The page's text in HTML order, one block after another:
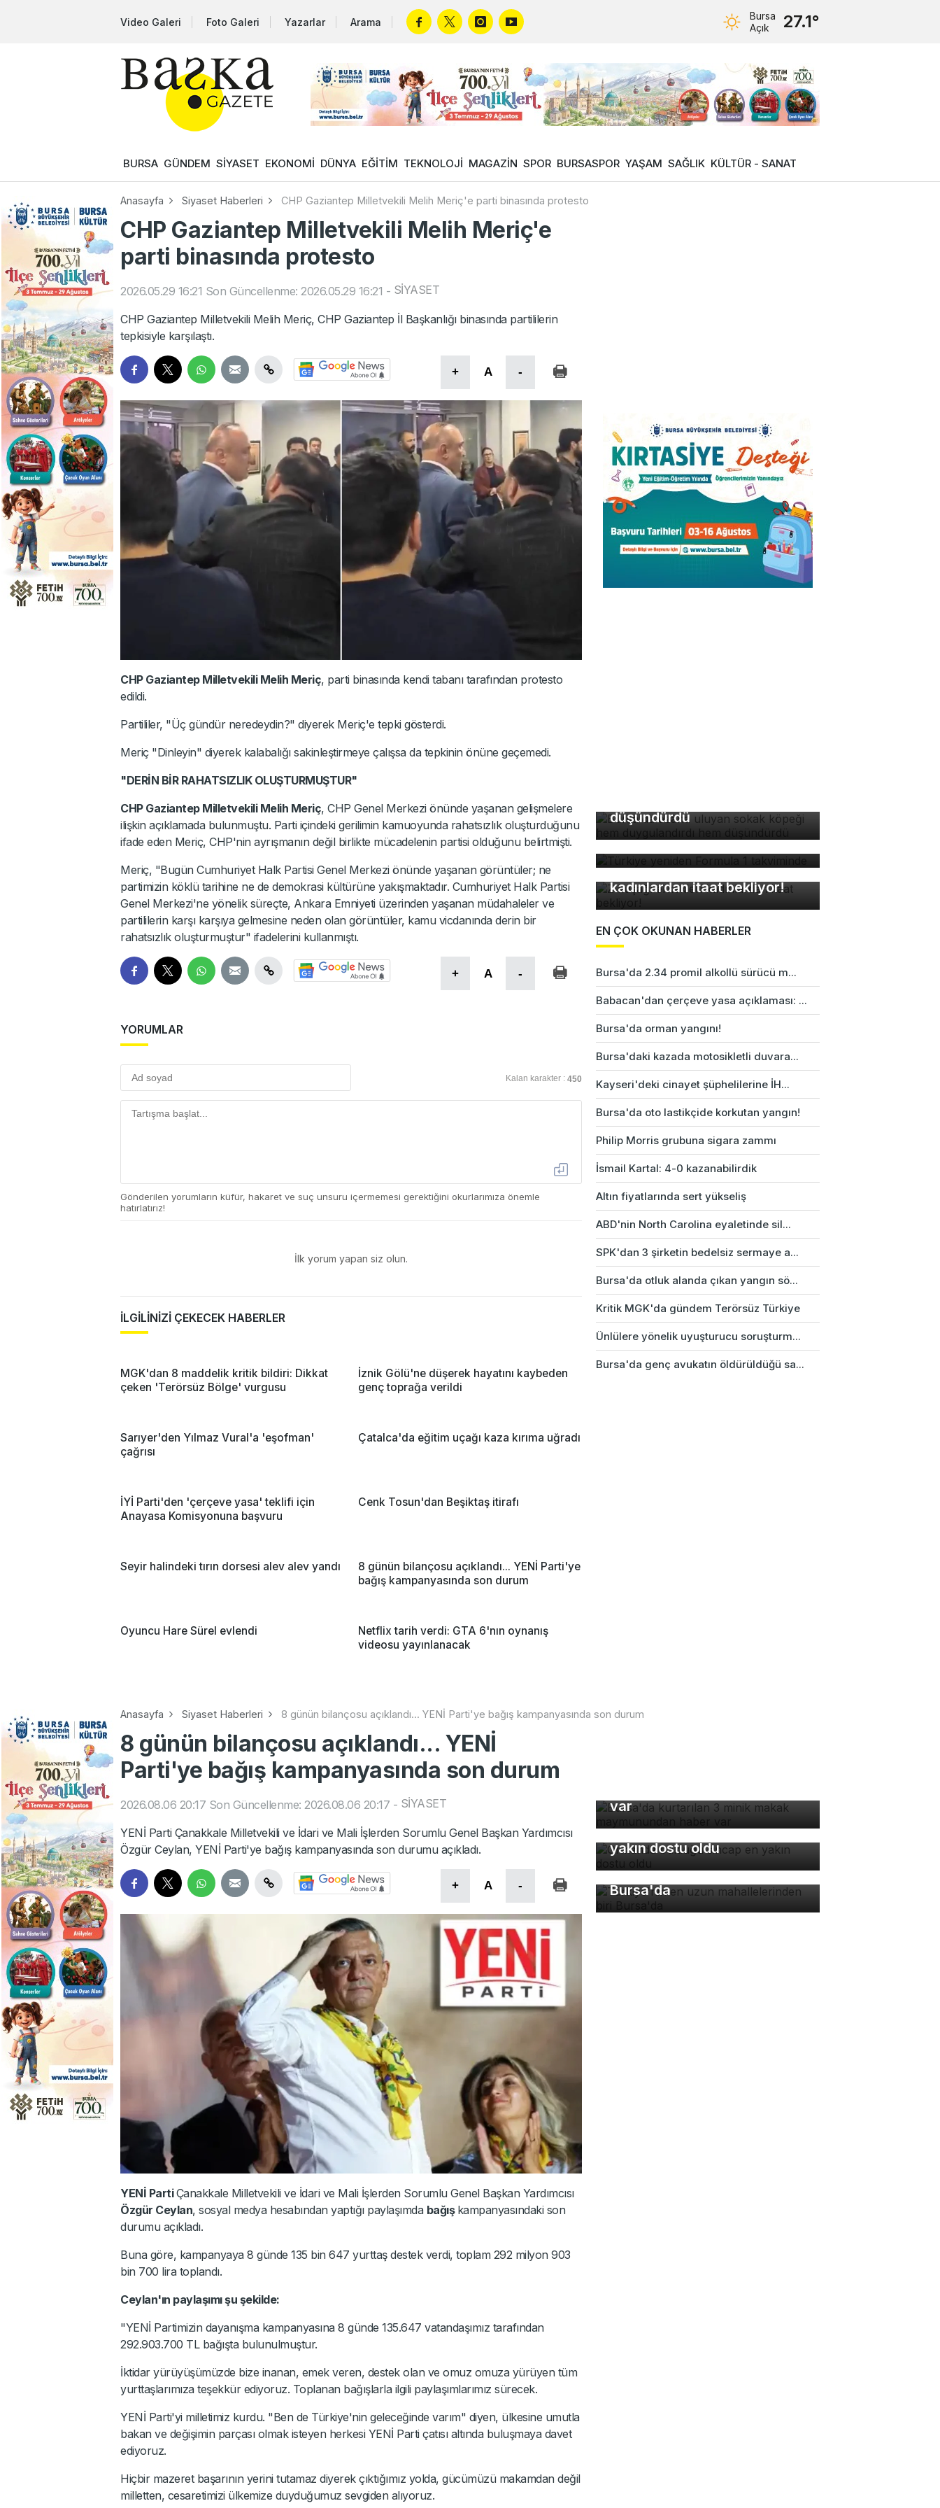
Video Galeri Foto Galeri Yazarlar Arama
Bursa
Açık
27.1°
BURSA GÜNDEM SİYASET EKONOMİ DÜNYA EĞİTİM TEKNOLOJİ MAGAZİN SPOR BURSASPOR YAŞAM SAĞLIK KÜLTÜR - SANAT
Anasayfa Siyaset Haberleri CHP Gaziantep Milletvekili Melih Meriç'e parti binasında protesto
CHP Gaziantep Milletvekili Melih Meriç'e
parti binasında protesto
2026.05.29 16:21 Son Güncellenme: 2026.05.29 16:21 - SİYASET
CHP Gaziantep Milletvekili Melih Meriç, CHP Gaziantep İl Başkanlığı binasında partililerin
tepkisiyle karşılaştı.
+ A -
CHP Gaziantep Milletvekili Melih Meriç, parti binasında kendi tabanı tarafından protesto
edildi.
Partililer, "Üç gündür neredeydin?" diyerek Meriç'e tepki gösterdi.
Meriç "Dinleyin" diyerek kalabalığı sakinleştirmeye çalışsa da tepkinin önüne geçemedi.
"DERİN BİR RAHATSIZLIK OLUŞTURMUŞTUR"
CHP Gaziantep Milletvekili Melih Meriç, CHP Genel Merkezi önünde yaşanan gelişmelere
ilişkin açıklamada bulunmuştu. Parti içindeki gerilimin kamuoyunda rahatsızlık oluşturduğunu
ifade eden Meriç, CHP'nin ayrışmanın değil birlikte mücadelenin partisi olduğunu belirtmişti.
Meriç, "Bugün Cumhuriyet Halk Partisi Genel Merkezi önünde yaşanan görüntüler; ne
partimizin köklü tarihine ne de demokrasi kültürüne yakışmaktadır. Cumhuriyet Halk Partisi
Genel Merkezi'ne yönelik süreçte, Ankara Emniyeti üzerinden yaşanan müdahaleler ve
partililerin karşı karşıya gelmesine neden olan görüntüler, kamu vicdanında derin bir
rahatsızlık oluşturmuştur" ifadelerini kullanmıştı.
+ A -
YORUMLAR
Kalan karakter : 450
Gönderilen yorumların küfür, hakaret ve suç unsuru içermemesi gerektiğini okurlarımıza önemle
hatırlatırız!
İlk yorum yapan siz olun.
İLGİLİNİZİ ÇEKECEK HABERLER
MGK'dan 8 maddelik kritik bildiri: Dikkat
çeken 'Terörsüz Bölge' vurgusu
İznik Gölü'ne düşerek hayatını kaybeden
genç toprağa verildi
Sarıyer'den Yılmaz Vural'a 'eşofman'
çağrısı
Çatalca'da eğitim uçağı kaza kırıma uğradı
İYİ Parti'den 'çerçeve yasa' teklifi için
Anayasa Komisyonuna başvuru
Cenk Tosun'dan Beşiktaş itirafı
Seyir halindeki tırın dorsesi alev alev yandı
8 günün bilançosu açıklandı... YENİ Parti'ye
bağış kampanyasında son durum
Oyuncu Hare Sürel evlendi
Netflix tarih verdi: GTA 6'nın oynanış
videosu yayınlanacak
düşündürdü
Türkiye yeniden Formula 1
takviminde
Z kuşağı erkekleri
kadınlardan itaat bekliyor!
EN ÇOK OKUNAN HABERLER
Bursa'da 2.34 promil alkollü sürücü m...
Babacan'dan çerçeve yasa açıklaması: ...
Bursa'da orman yangını!
Bursa'daki kazada motosikletli duvara...
Kayseri'deki cinayet şüphelilerine İH...
Bursa'da oto lastikçide korkutan yangın!
Philip Morris grubuna sigara zammı
İsmail Kartal: 4-0 kazanabilirdik
Altın fiyatlarında sert yükseliş
ABD'nin North Carolina eyaletinde sil...
SPK'dan 3 şirketin bedelsiz sermaye a...
Bursa'da otluk alanda çıkan yangın sö...
Kritik MGK'da gündem Terörsüz Türkiye
Ünlülere yönelik uyuşturucu soruşturm...
Bursa'da genç avukatın öldürüldüğü sa...
Anasayfa Siyaset Haberleri 8 günün bilançosu açıklandı... YENİ Parti'ye bağış kampanyasında son durum
8 günün bilançosu açıklandı... YENİ
Parti'ye bağış kampanyasında son durum
2026.08.06 20:17 Son Güncellenme: 2026.08.06 20:17 - SİYASET
YENİ Parti Çanakkale Milletvekili ve İdari ve Mali İşlerden Sorumlu Genel Başkan Yardımcısı
Özgür Ceylan, YENİ Parti'ye bağış kampanyasında son durumu açıkladı.
+ A -
YENİ PartiÇanakkale Milletvekili ve İdari ve Mali İşlerden Sorumlu Genel Başkan Yardımcısı
Özgür Ceylan, sosyal medya hesabından yaptığı paylaşımda bağış kampanyasındaki son
durumu açıkladı.
Buna göre, kampanyaya 8 günde 135 bin 647 yurttaş destek verdi, toplam 292 milyon 903
bin 700 lira toplandı.
Ceylan'ın paylaşımı şu şekilde:
"YENİ Partimizin dayanışma kampanyasına 8 günde 135.647 vatandaşımız tarafından
292.903.700 TL bağışta bulunulmuştur.
İktidar yürüyüşümüzde bize inanan, emek veren, destek olan ve omuz omuza yürüyen tüm
yurttaşlarımıza teşekkür ediyoruz. Toplanan bağışlarla ilgili paylaşımlarımız sürecek.
YENİ Parti'yi milletimiz kurdu. "Ben de Türkiye'nin geleceğinde varım" diyen, ülkesine umutla
bakan ve değişimin parçası olmak isteyen herkesi YENİ Parti çatısı altında buluşmaya davet
ediyoruz.
Hiçbir mazeret başarının yerini tutamaz diyerek çıktığımız yolda, gücümüzü makamdan değil
milletten, cesaretimizi ülkemize duyduğumuz sevgiden alıyoruz.
var
Ormanda bulduğu sincap en
yakın dostu oldu
Türkiye'nin en uzun
mahallelerinden biri
Bursa'da